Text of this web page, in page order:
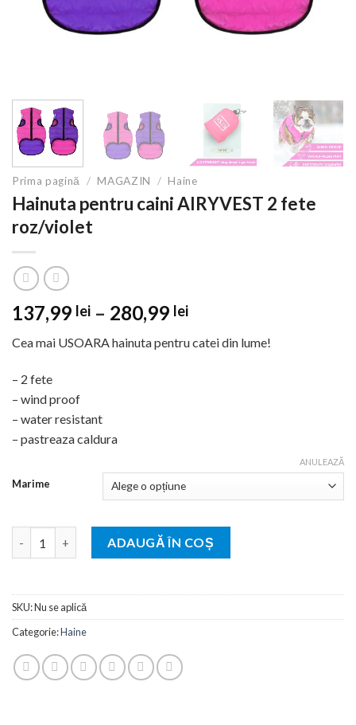
Prima pagină / MAGAZIN / Haine
Hainuta pentru caini AIRYVEST 2 fete
roz/violet
137,99 lei – 280,99 leiInterval
prețuri:
Cea mai USOARA hainuta pentru catei din lume!
– 2 fete
– wind proof
– water resistant
– pastreaza caldura
Marime
ANULEAZĂ
Cantitate Hainuta pentru caini AIRYVEST 2 fete roz/violet
ADAUGĂ ÎN COȘ
SKU:Nu se aplică
Categorie:Haine